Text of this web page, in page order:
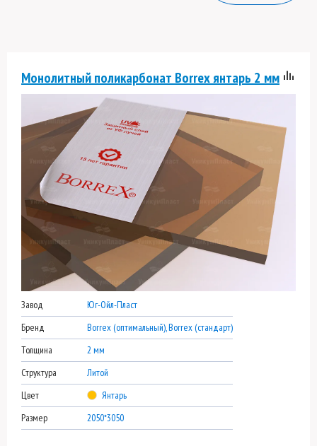
Монолитный поликарбонат Borrex янтарь 2 мм
Завод
Юг-Ойл-Пласт
Бренд
Borrex (оптимальный), Borrex (стандарт)
Толщина
2 мм
Структура
Литой
Цвет
Янтарь
Размер
2050*3050